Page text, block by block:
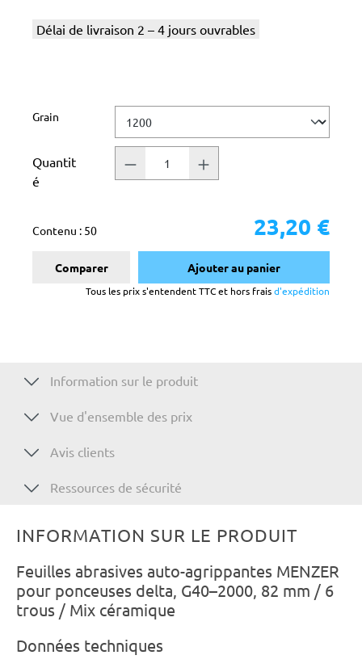
Délai de livraison 2 – 4 jours ouvrables
Sélectionnez
Grain
Quantit
é
Contenu : 50 23,20 €
Comparer Ajouter au panier
Tous les prix s'entendent TTC et hors fraisd'expédition
Information sur le produit
Vue d'ensemble des prix
Avis clients
Ressources de sécurité
INFORMATION SUR LE PRODUIT
Feuilles abrasives auto-agrippantes MENZER
pour ponceuses delta, G40–2000, 82 mm / 6
trous / Mix céramique
Données techniques